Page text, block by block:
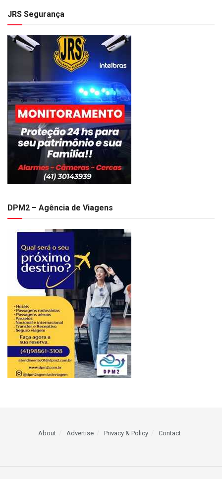
JRS Segurança
DPM2 – Agência de Viagens
About Advertise Privacy & Policy Contact